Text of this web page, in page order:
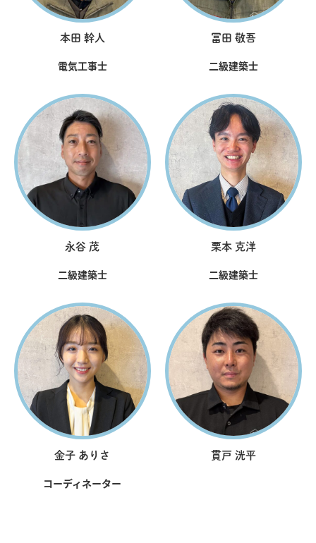
本田 幹人
電気工事士
冨田 敬吾
二級建築士
永谷 茂
二級建築士
栗本 克洋
二級建築士
金子 ありさ
コーディネーター
貫戸 洸平